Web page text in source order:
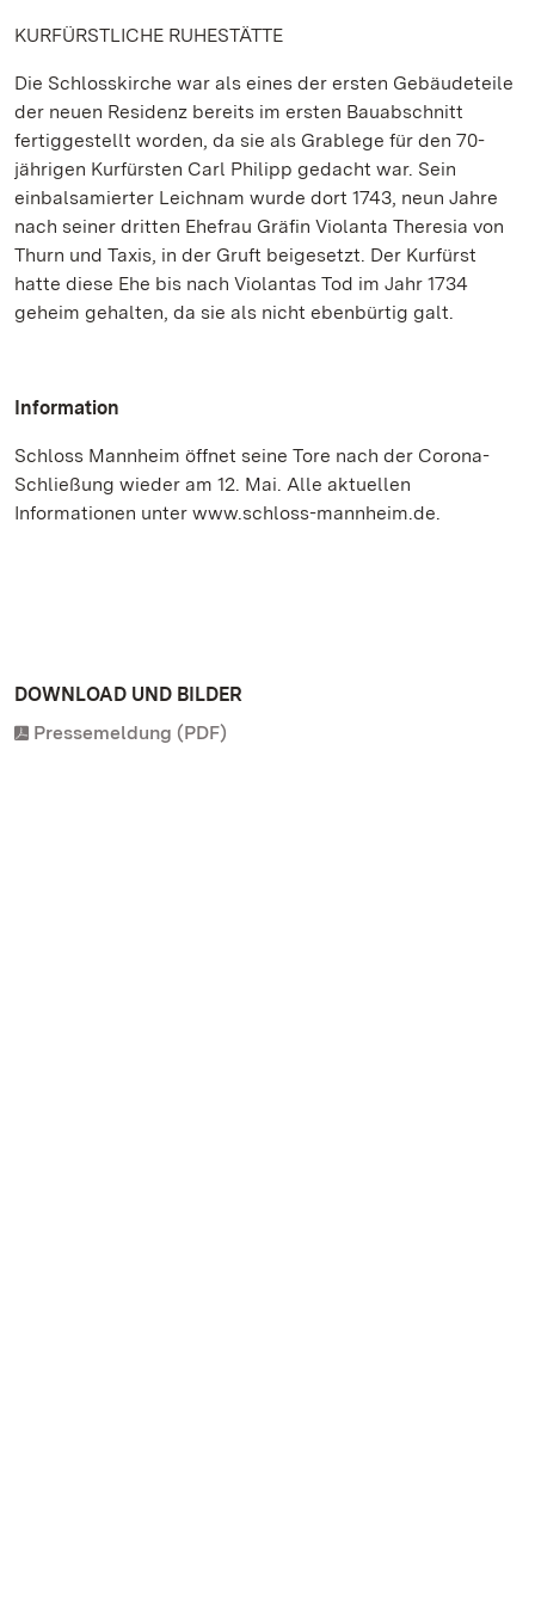
KURFÜRSTLICHE RUHESTÄTTE
Die Schlosskirche war als eines der ersten Gebäudeteile
der neuen Residenz bereits im ersten Bauabschnitt
fertiggestellt worden, da sie als Grablege für den 70-
jährigen Kurfürsten Carl Philipp gedacht war. Sein
einbalsamierter Leichnam wurde dort 1743, neun Jahre
nach seiner dritten Ehefrau Gräfin Violanta Theresia von
Thurn und Taxis, in der Gruft beigesetzt. Der Kurfürst
hatte diese Ehe bis nach Violantas Tod im Jahr 1734
geheim gehalten, da sie als nicht ebenbürtig galt.
Information
Schloss Mannheim öffnet seine Tore nach der Corona-
Schließung wieder am 12. Mai. Alle aktuellen
Informationen unter www.schloss-mannheim.de.
DOWNLOAD UND BILDER
Pressemeldung (PDF)